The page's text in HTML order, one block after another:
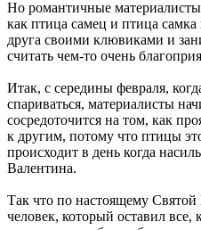
Но романтичные
как птица самец и птица
друга своими клювиками и
считать чем-то очень
Итак, с середины февраля,
спариваться, материалисты
сосредоточится на том, как
к другим, потому что птицы
происходит в день когда
Валентина.
Так что по настоящему
человек, который оставил